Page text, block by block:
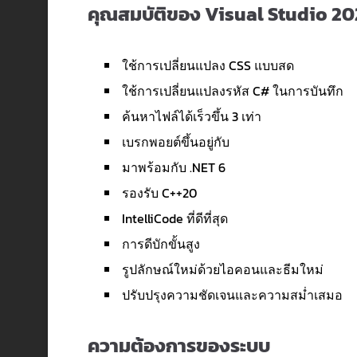
คุณสมบัติของ Visual Studio
ใช้การเปลี่ยนแปลง CSS แบบสด
ใช้การเปลี่ยนแปลงรหัส C# ในการบันทึก
ค้นหาไฟล์ได้เร็วขึ้น 3 เท่า
เบรกพอยต์ขึ้นอยู่กับ
มาพร้อมกับ .NET 6
รองรับ C++20
IntelliCode ที่ดีที่สุด
การดีบักขั้นสูง
รูปลักษณ์ใหม่ด้วยไอคอนและธีมใหม่
ปรับปรุงความชัดเจนและความสม่ำเสมอ
ความต้องการของระบบ